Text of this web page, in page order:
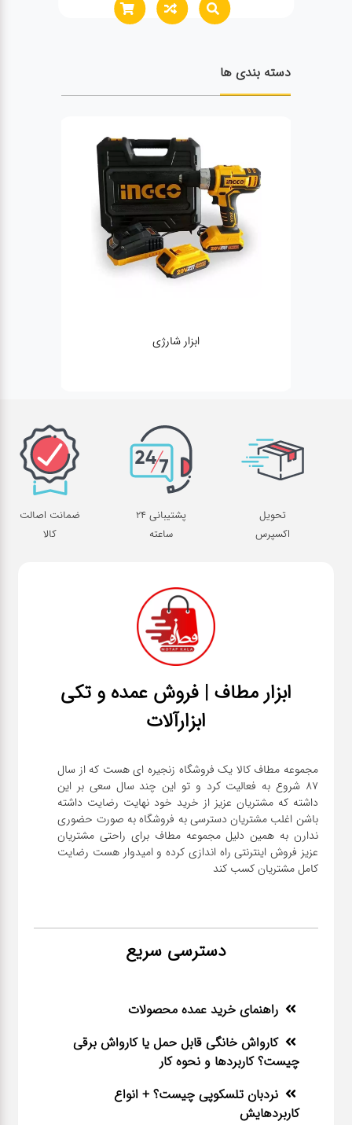
دسته بندی ها
تحویل
اکسپرس
پشتیبانی 24
ساعته
ضمانت اصالت
کالا
ابزار مطاف | فروش عمده و تکی
ابزارآلات
مجموعه مطاف کالا یک فروشگاه زنجیره ای هست که از سال
۸۷ شروع به فعالیت کرد و تو این چند سال سعی بر این
داشته که مشتریان عزیز از خرید خود نهایت رضایت داشته
باشن اغلب مشتریان دسترسی به فروشگاه به صورت حضوری
ندارن به همین دلیل مجموعه مطاف برای راحتی مشتریان
عزیز فروش اینترنتی راه اندازی کرده و امیدوار هست رضایت
کامل مشتریان کسب کند
دسترسی سریع
راهنمای خرید عمده محصولات
کارواش خانگی قابل حمل یا کارواش برقی
چیست؟ کاربردها و نحوه کار
نردبان تلسکوپی چیست؟ + انواع
کاربردهایش